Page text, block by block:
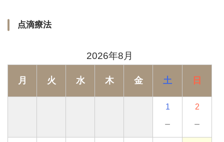
点滴療法
2026年8月
月 火 水 木 金 土 日
1
－
2
－